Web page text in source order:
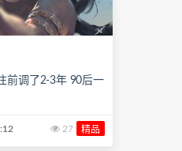
前调了2-3年 90后一
27 精品